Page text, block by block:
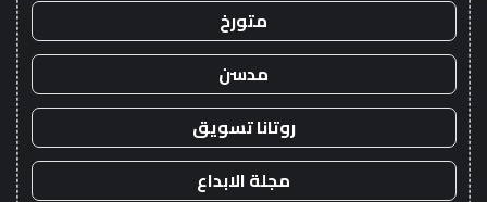
متورخ
مدسن
روتانا تسويق
مجلة الابداع